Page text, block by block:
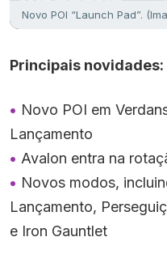
Novo POI “Launch Pad”.
Principais novidades:
Novo POI em
Lançamento
Avalon entra na
Novos modos,
Lançamento,
e Iron Gauntlet